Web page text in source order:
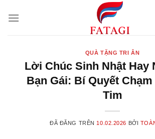
đến
QUÀ TẶNG TRI ÂN
Lời Chúc Sinh Nhật Hay
Bạn Gái: Bí Quyết
Tim
ĐÃ ĐĂNG TRÊN 10.02.2026 BỞI